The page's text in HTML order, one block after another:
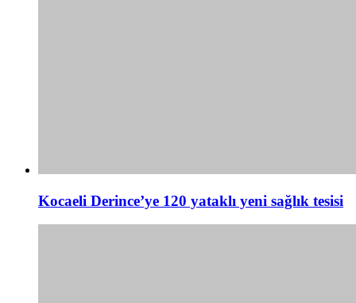
Kocaeli Derince’ye 120 yataklı yeni sağlık tesisi